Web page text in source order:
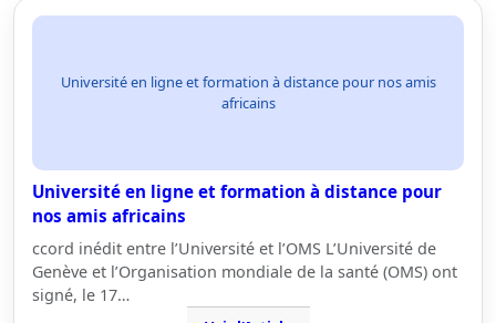
Université en ligne et formation à distance pour nos amis
africains
Université en ligne et formation à distance pour
nos amis africains
ccord inédit entre l’Université et l’OMS L’Université de
Genève et l’Organisation mondiale de la santé (OMS) ont
signé, le 17…